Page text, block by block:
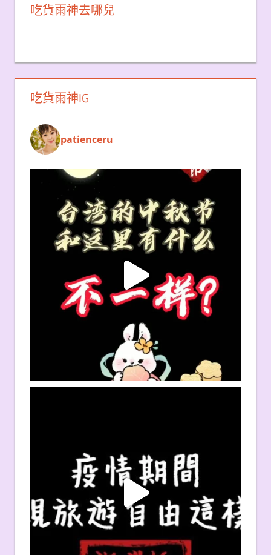
吃貨雨神去哪兒
吃貨雨神IG
patienceru